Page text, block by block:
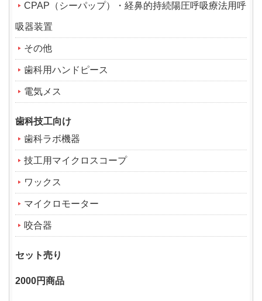
CPAP（シーパップ）・経鼻的持続陽圧呼吸療法用呼
吸器装置
その他
歯科用ハンドピース
電気メス
歯科技工向け
歯科ラボ機器
技工用マイクロスコープ
ワックス
マイクロモーター
咬合器
セット売り
2000円商品